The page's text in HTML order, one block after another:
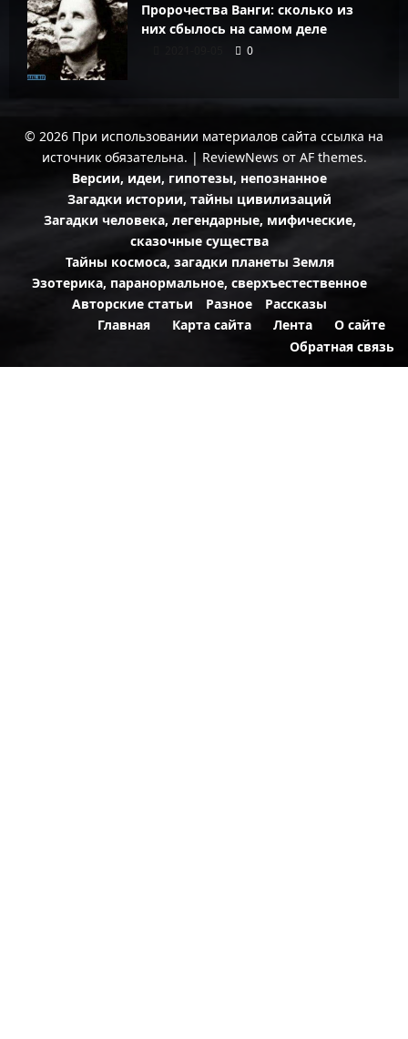
Пророчества Ванги: сколько из
них сбылось на самом деле
0
© 2026 При использовании материалов сайта ссылка на
источник обязательна. | ReviewNews от AF themes.
Версии, идеи, гипотезы, непознанное
Загадки истории, тайны цивилизаций
Загадки человека, легендарные, мифические,
сказочные существа
Тайны космоса, загадки планеты Земля
Эзотерика, паранормальное, сверхъестественное
Авторские статьи
Разное
Рассказы
Главная
Карта сайта Лента
О сайте
Обратная связь